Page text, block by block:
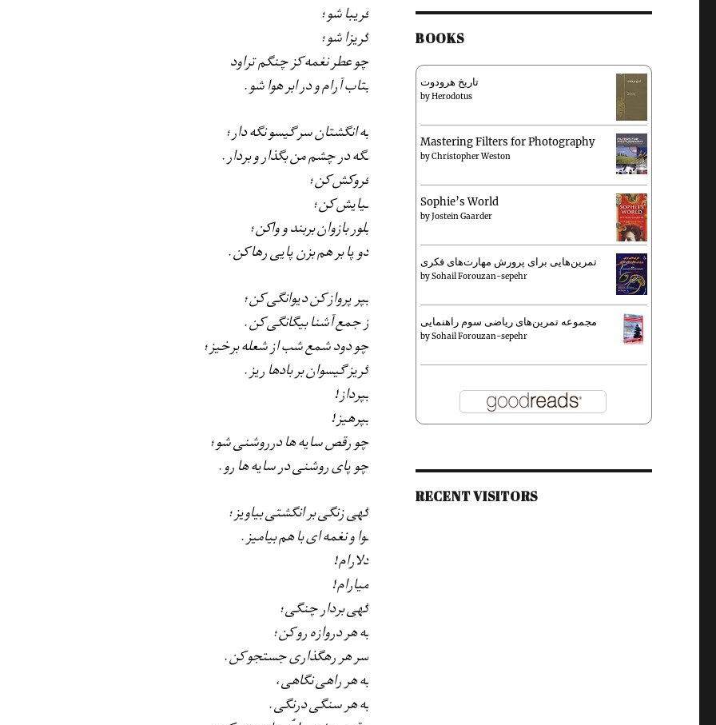
فریبا شو؛
گریزا شو؛
چو عطر نغمه كز چنگم تراود
بتاب آرام و در ابر هوا شو.
به انگشتان سر گیسو نگه دار؛
نگه در چشم من بگذار و بردار.
فروكش كن؛
نیایش كن؛
بلور بازوان بربند و واكن؛
دو پا بر هم بزن پایی رها كن.
بپر پرواز كن دیوانگی كن؛
ز جمع آشنا بیگانگی كن.
چو دود شمع شب از شعله برخیز؛
گریز گیسوان بر بادها ریز.
بپرداز!
بپرهیز!
چو رقص سایه ها درروشنی شو؛
چو پای روشنی در سایه ها رو.
گهی زنگی بر انگشتی بیاویز؛
نوا و نغمه ای با هم بیامیز.
دلارام!
میارام!
گهی بردار چنگی؛
به هر دروازه رو كن؛
سر هر رهگذاری جستجو كن.
به هر راهی نگاهی،
به هر سنگی درنگی.
BOOKS
تاریخ هرودوت
byHerodotus
Mastering Filters for Photography
byChristopher Weston
Sophie’s World
byJostein Gaarder
تمرین‌هایی برای پرورش مهارت‌های فکری
bySohail Forouzan-sepehr
مجموعه تمرین‌های ریاضی سوم راهنمایی
bySohail Forouzan-sepehr
RECENT VISITORS